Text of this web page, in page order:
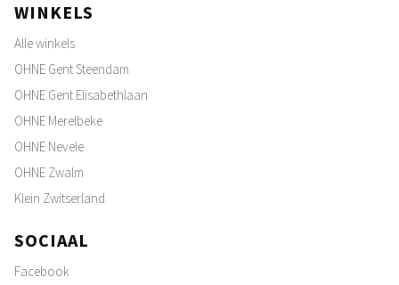
WINKELS
Alle winkels
OHNE Gent Steendam
OHNE Gent Elisabethlaan
OHNE Merelbeke
OHNE Nevele
OHNE Zwalm
Klein Zwitserland
SOCIAAL
Facebook